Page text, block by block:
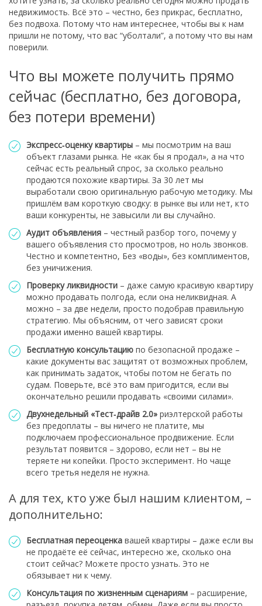
недвижимость. Всё это – честно, без прикрас, бесплатно,
без подвоха. Потому что нам интереснее, чтобы вы к нам
пришли не потому, что вас “уболтали”, а потому что вы нам
поверили.
Что вы можете получить прямо
сейчас (бесплатно, без договора,
без потери времени)
Экспресс‑оценку квартиры – мы посмотрим на ваш
объект глазами рынка. Не «как бы я продал», а на что
сейчас есть реальный спрос, за сколько реально
продаются похожие квартиры. За 30 лет мы
выработали свою оригинальную рабочую методику. Мы
пришлём вам короткую сводку: в рынке вы или нет, кто
ваши конкуренты, не завысили ли вы случайно.
Аудит объявления – честный разбор того, почему у
вашего объявления сто просмотров, но ноль звонков.
Честно и компетентно, Без «воды», без комплиментов,
без уничижения.
Проверку ликвидности – даже самую красивую квартиру
можно продавать полгода, если она неликвидная. А
можно – за две недели, просто подобрав правильную
стратегию. Мы объясним, от чего зависят сроки
продажи именно вашей квартиры.
Бесплатную консультацию по безопасной продаже –
какие документы вас защитят от возможных проблем,
как принимать задаток, чтобы потом не бегать по
судам. Поверьте, всё это вам пригодится, если вы
окончательно решили продавать «своими силами».
Двухнедельный «Тест‑драйв 2.0» риэлтерской работы
без предоплаты – вы ничего не платите, мы
подключаем профессиональное продвижение. Если
результат появится – здорово, если нет – вы не
теряете ни копейки. Просто эксперимент. Но чаще
всего третья неделя не нужна.
А для тех, кто уже был нашим клиентом, –
дополнительно:
Бесплатная переоценка вашей квартиры – даже если вы
не продаёте её сейчас, интересно же, сколько она
стоит сейчас? Можете просто узнать. Это не
обязывает ни к чему.
Консультация по жизненным сценариям – расширение,